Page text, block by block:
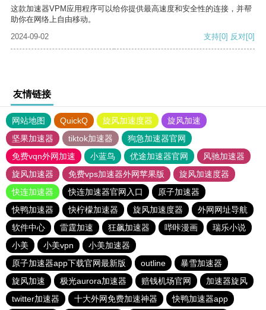
这款加速器VPM应用程序可以给你提供最高速度和安全性的连接，并帮
助你在网络上自由移动。
2024-09-02
支持[0] 反对[0]
友情链接
网站地图 QuickQ 旋风加速度器
旋风加速
坚果加速器
tiktok加速器
狗急加速器官网
免费vqn外网加速
小蓝鸟 优途加速器官网
风驰加速器
旋风加速器
免费vps加速器外网苹果版
旋风加速度器
快连加速器
快连加速器官网入口
原子加速器
快鸭加速器
快柠檬加速器 旋风加速度器
外网网址导航
软件中心
雷霆加速 狂飙加速器 哔咔漫画
瑞乐小说
小美
小美vpn
小美加速器
原子加速器app下载官网最新版
outline
暴雪加速器
旋风加速
极光aurora加速器 赔钱机场官网
加速器旋风
twitter加速器
十大外网免费加速神器 快鸭加速器app